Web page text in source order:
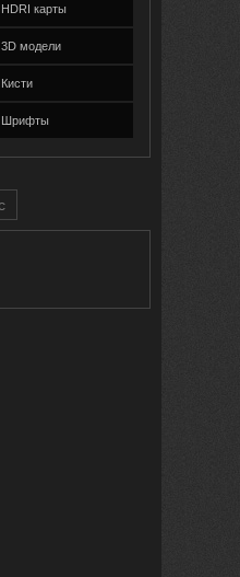
HDRI карты
3D модели
Кисти
Шрифты